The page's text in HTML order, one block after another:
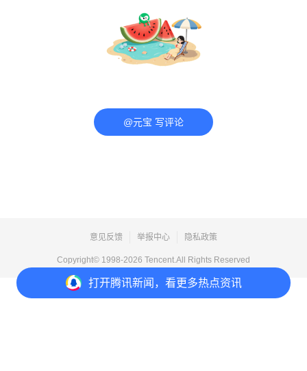
打开腾讯新闻，看更多热点资讯
@元宝 写评论
意见反馈 举报中心 隐私政策
Copyright© 1998-2026 Tencent.All Rights Reserved